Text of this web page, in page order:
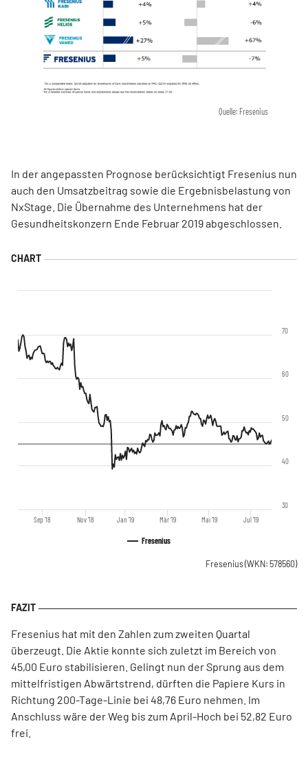
Quelle: Fresenius
In der angepassten Prognose berücksichtigt Fresenius nun
auch den Umsatzbeitrag sowie die Ergebnisbelastung von
NxStage. Die Übernahme des Unternehmens hat der
Gesundheitskonzern Ende Februar 2019 abgeschlossen.
Fresenius
Sep '18 Nov '18 Jan '19 Mär '19 Mai '19 Jul '19
30
40
50
60
70
Fresenius(WKN: 578560)
Fresenius hat mit den Zahlen zum zweiten Quartal
überzeugt. Die Aktie konnte sich zuletzt im Bereich von
45,00 Euro stabilisieren. Gelingt nun der Sprung aus dem
mittelfristigen Abwärtstrend, dürften die Papiere Kurs in
Richtung 200-Tage-Linie bei 48,76 Euro nehmen. Im
Anschluss wäre der Weg bis zum April-Hoch bei 52,82 Euro
frei.